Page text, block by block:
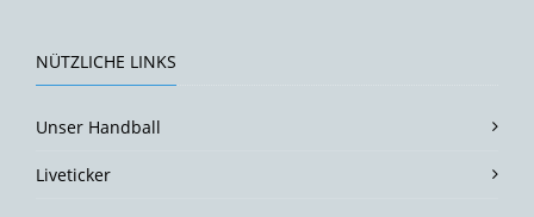
NÜTZLICHE LINKS
Unser Handball
Liveticker